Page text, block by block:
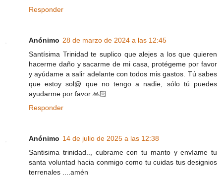
Responder
Anónimo 28 de marzo de 2024 a las 12:45
Santísima Trinidad te suplico que alejes a los que quieren
hacerme daño y sacarme de mi casa, protégeme por favor
y ayúdame a salir adelante con todos mis gastos. Tú sabes
que estoy sol@ que no tengo a nadie, sólo tú puedes
ayudarme por favor 🙏🏻
Responder
Anónimo 14 de julio de 2025 a las 12:38
Santisima trinidad.., cubrame con tu manto y envíame tu
santa voluntad hacia conmigo como tu cuidas tus designios
terrenales ....amén